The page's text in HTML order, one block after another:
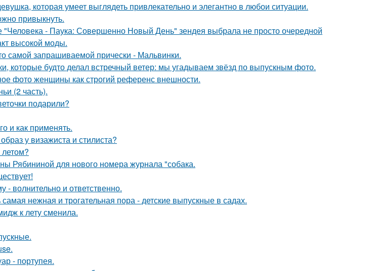
которая умеет выглядеть привлекательно и элегантно в любои ситуации.
привыкнуть.
- Паука: Совершенно Новый День" зендея выбрала не просто очередной
высокой моды.
самой запрашиваемой прически - Мальвинки.
которые будто делал встречный ветер: мы угадываем звёзд по выпускным фото.
фото женщины как строгий референс внешности.
(2 часть).
подарили?
и как применять.
у визажиста и стилиста?
летом?
Рябининой для нового номера журнала "собака.
- волнительно и ответственно.
нежная и трогательная пора - детские выпускные в садах.
к лету сменила.
- портупея.